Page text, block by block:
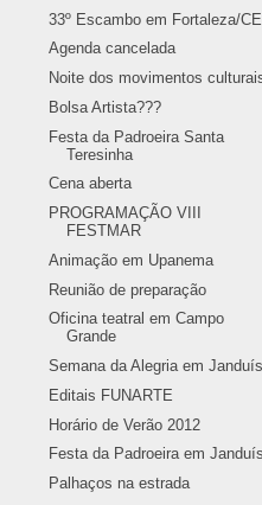
33º Escambo em Fortaleza/CE
Agenda cancelada
Noite dos movimentos
Bolsa Artista???
Festa da Padroeira Santa
Teresinha
Cena aberta
PROGRAMAÇÃO VIII
FESTMAR
Animação em Upanema
Reunião de preparação
Oficina teatral em Campo
Grande
Semana da Alegria em Janduís
Editais FUNARTE
Horário de Verão 2012
Festa da Padroeira em Janduís
Palhaços na estrada